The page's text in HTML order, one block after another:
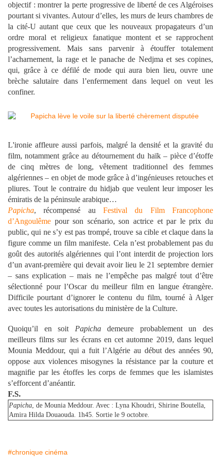
objectif : montrer la perte progressive de liberté de ces Algéroises
pourtant si vivantes. Autour d’elles, les murs de leurs chambres de
la cité-U autant que ceux que les nouveaux propagateurs d’un
ordre moral et religieux fanatique montent et se rapprochent
progressivement. Mais sans parvenir à étouffer totalement
l’acharnement, la rage et le panache de Nedjma et ses copines,
qui, grâce à ce défilé de mode qui aura bien lieu, ouvre une
brèche salutaire dans l’enfermement dans lequel on veut les
confiner.
L'ironie affleure aussi parfois, malgré la densité et la gravité du
film, notamment grâce au détournement du haïk – pièce d’étoffe
de cinq mètres de long, vêtement traditionnel des femmes
algériennes – en objet de mode grâce à d’ingénieuses retouches et
pliures. Tout le contraire du hidjab que veulent leur imposer les
émiratis de la péninsule arabique…
Papicha, récompensé au Festival du Film Francophone
d’Angoulême pour son scénario, son actrice et par le prix du
public, qui ne s’y est pas trompé, trouve sa cible et claque dans la
figure comme un film manifeste. Cela n’est probablement pas du
goût des autorités algériennes qui l’ont interdit de projection lors
d’un avant-première qui devait avoir lieu le 21 septembre dernier
– sans explication – mais ne l’empêche pas malgré tout d’être
sélectionné pour l’Oscar du meilleur film en langue étrangère.
Difficile pourtant d’ignorer le contenu du film, tourné à Alger
avec toutes les autorisations du ministère de la Culture.
Quoiqu’il en soit Papichademeure probablement un des
meilleurs films sur les écrans en cet automne 2019, dans lequel
Mounia Meddour, qui a fuit l’Algérie au début des années 90,
oppose aux violences misogynes la résistance par la couture et
magnifie par les étoffes les corps de femmes que les islamistes
s’efforcent d’anéantir.
F.S.
Papicha, de Mounia Meddour. Avec : Lyna Khoudri, Shirine Boutella,
Amira Hilda Douaouda. 1h45. Sortie le 9 octobre.
#chronique cinéma